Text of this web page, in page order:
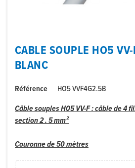
CABLE SOUPLE HO5
BLANC
Référence
HO5 VVF4G2.5B
Câble souples H05 VV-F : câble de 4
section 2 . 5 mm²
Couronne de 50 mètres